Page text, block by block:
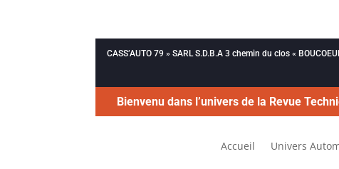
CASS’AUTO 79 » SARL S.D.B.A 3 chemin du clos «
Bienvenu dans l’univers de la Revue
Accueil Univers